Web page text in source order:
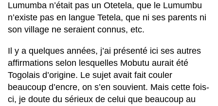
Lumumba n’était pas un Otetela, que le Lumumbu
n’existe pas en langue Tetela, que ni ses parents ni
son village ne seraient connus, etc.
Il y a quelques années, j’ai présenté ici ses autres
affirmations selon lesquelles Mobutu aurait été
Togolais d’origine. Le sujet avait fait couler
beaucoup d’encre, on s’en souvient. Mais cette fois-
ci, je doute du sérieux de celui que beaucoup au